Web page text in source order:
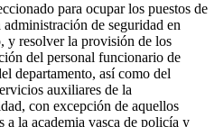
para ocupar los puestos de
de seguridad en
y resolver la provisión de los
del personal funcionario de
departamento, así como del
auxiliares de la
con excepción de aquellos
a la academia vasca de policía y